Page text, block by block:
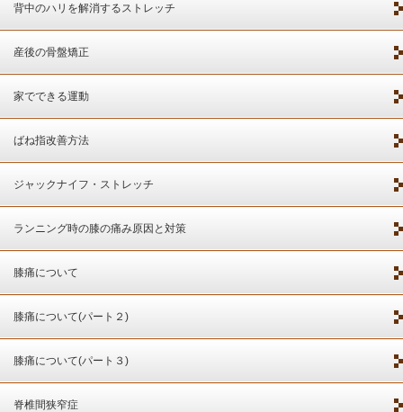
背中のハリを解消するストレッチ
産後の骨盤矯正
家でできる運動
ばね指改善方法
ジャックナイフ・ストレッチ
ランニング時の膝の痛み原因と対策
膝痛について
膝痛について(パート２)
膝痛について(パート３)
脊椎間狭窄症